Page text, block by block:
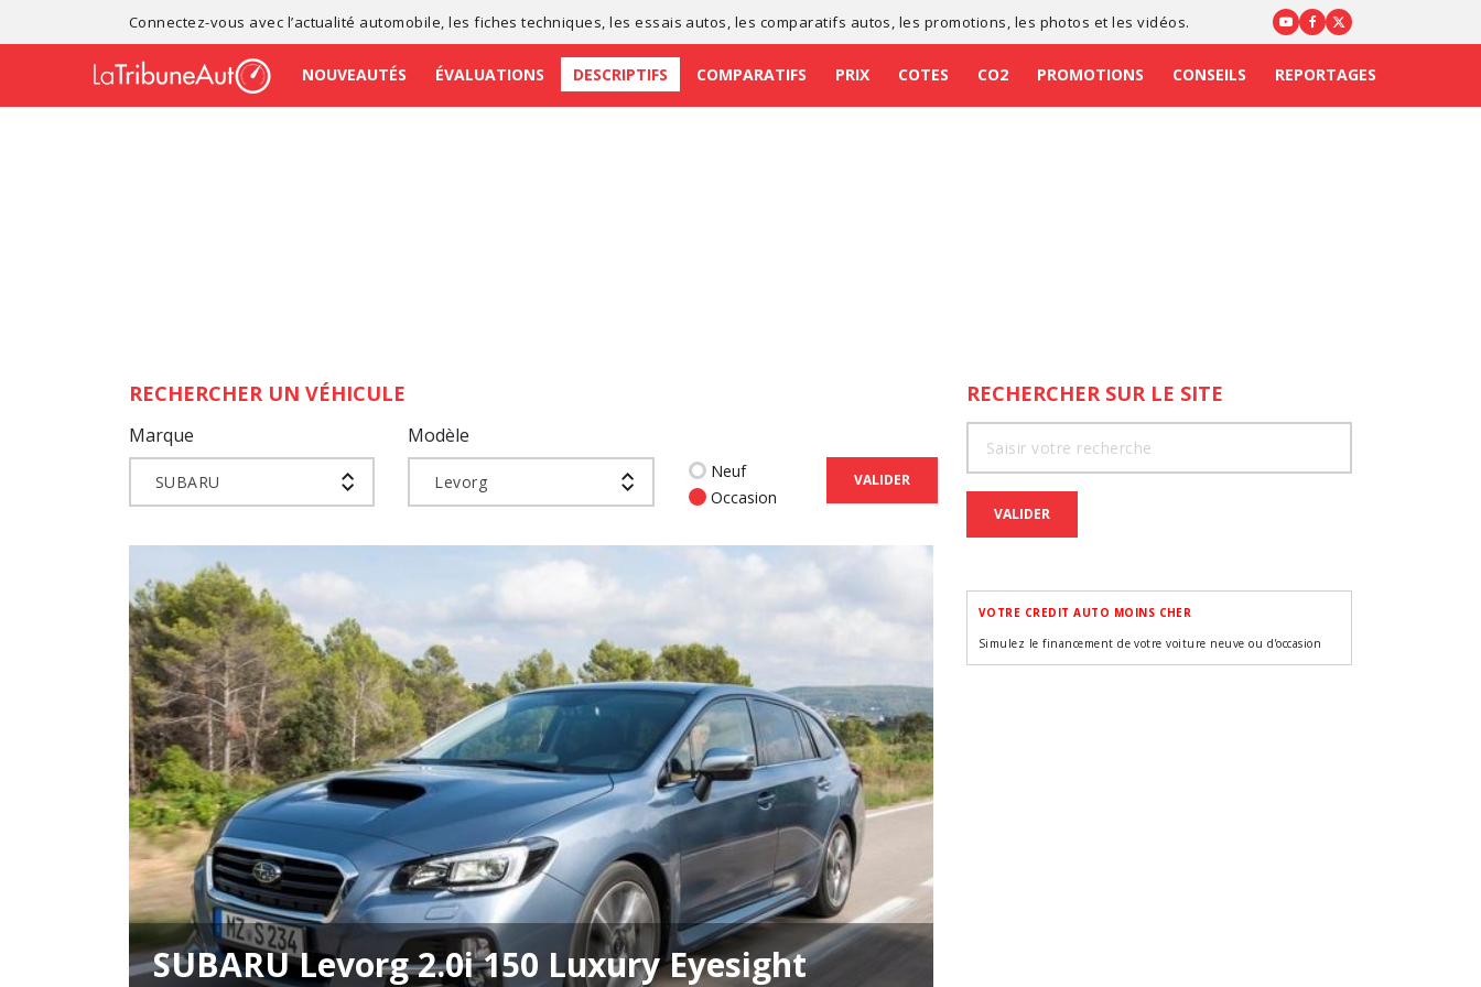
Connectez-vous avec l’actualité automobile , lesfiches techniques , lesessais autos , les comparatifs autos , les promotions , les photos et les vidéos.
NOUVEAUTÉS ÉVALUATIONS DESCRIPTIFS COMPARATIFS PRIX COTES CO2 PROMOTIONS CONSEILS REPORTAGES
RECHERCHER UN VÉHICULE
Marque
SUBARU
Modèle
Levorg
Neuf
Occasion
VALIDER
SUBARU Levorg 2.0i 150 Luxury Eyesight
RECHERCHER SUR LE SITE
VALIDER
VOTRE CREDIT AUTO MOINS CHER
Simulez le financement de votre voiture neuve ou d'occasion